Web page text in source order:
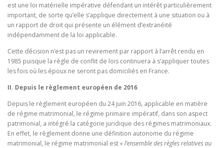
est une loi matérielle impérative défendant un intérêt particulièrement
important, de sorte qu’elle s’applique directement à une situation ou à
un rapport de droit qui présente un élément d’extranéité
indépendamment de la loi applicable.
Cette décision n’est pas un revirement par rapport à l’arrêt rendu en
1985 puisque la règle de conflit de lois continuera à s’appliquer toutes
les fois où les époux ne seront pas domiciliés en France.
II. Depuis le règlement européen de 2016
Depuis le règlement européen du 24 juin 2016, applicable en matière
de régime matrimonial, le régime primaire impératif, dans son aspect
patrimonial, a intégré la catégorie juridique des régimes matrimoniaux.
En effet, le règlement donne une définition autonome du régime
matrimonial, le régime matrimonial est« l’ensemble des règles relatives au